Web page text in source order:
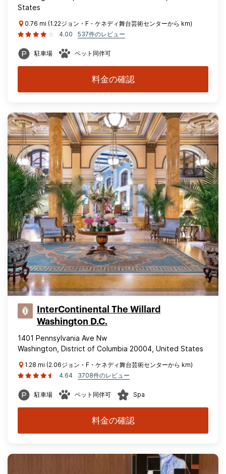
States
0.76 mi (1.22ジョン・F・ケネディ舞台芸術センターから km)
4.00
537件のレビュー
駐車場 ペット同伴可
料金の確認
InterContinental The Willard
Washington D.C.
1401 Pennsylvania Ave Nw
Washington, District of Columbia 20004, United States
1.28 mi (2.06ジョン・F・ケネディ舞台芸術センターから km)
4.64
3708件のレビュー
駐車場 ペット同伴可 Spa
料金の確認